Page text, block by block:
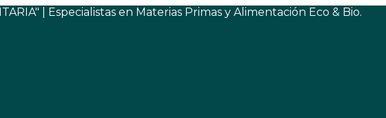
| Especialistas en Materias Primas y Alimentación Eco & Bio.